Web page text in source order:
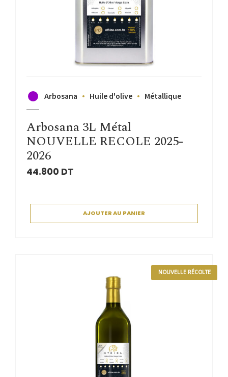
Arbosana Huile d'olive Métallique
Arbosana 3L Métal
NOUVELLE RECOLE 2025-
2026
44.800 DT
AJOUTER AU PANIER
NOUVELLE RÉCOLTE